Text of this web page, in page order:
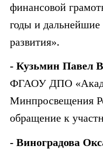
финансовой
годы и дальнейшие
развития».
- Кузьмин Павел
ФГАОУ ДПО
Минпросвещения
обращение к
- Виноградова